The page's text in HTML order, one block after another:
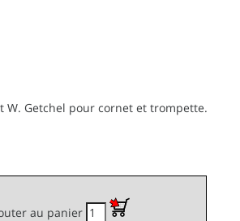
W. Getchel pour cornet et trompette.
au panier